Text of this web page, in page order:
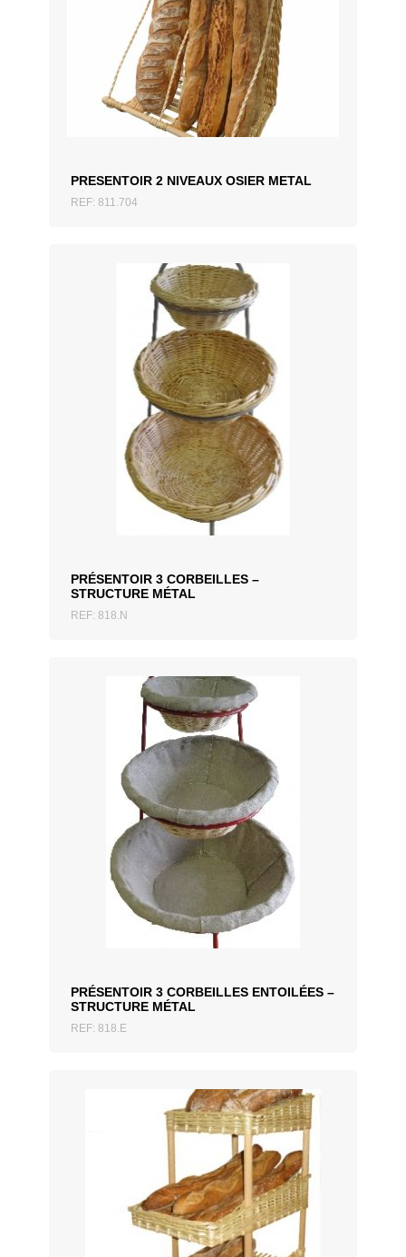
PRESENTOIR 2 NIVEAUX OSIER METAL
REF: 811.704
AJOUTER AU DEVIS
PRÉSENTOIR 3 CORBEILLES –
STRUCTURE MÉTAL
REF: 818.N
AJOUTER AU DEVIS
PRÉSENTOIR 3 CORBEILLES ENTOILÉES –
STRUCTURE MÉTAL
REF: 818.E
AJOUTER AU DEVIS